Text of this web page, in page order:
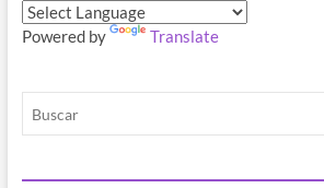
Powered by Translate